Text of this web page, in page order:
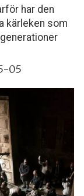
har den
kärleken som
05